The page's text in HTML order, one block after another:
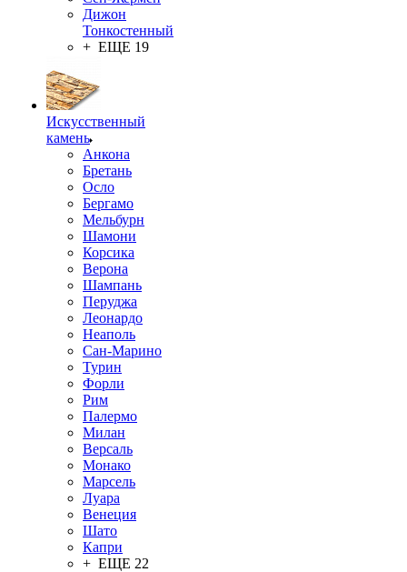
Дижон
Тонкостенный
+ ЕЩЕ 19
Искусственный
камень
Анкона
Бретань
Осло
Бергамо
Мельбурн
Шамони
Корсика
Верона
Шампань
Перуджа
Леонардо
Неаполь
Сан-Марино
Турин
Форли
Рим
Палермо
Милан
Версаль
Монако
Марсель
Луара
Венеция
Шато
Капри
+ ЕЩЕ 22